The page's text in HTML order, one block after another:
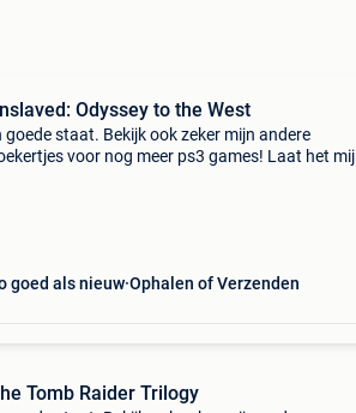
Odyssey to the West
goede staat. Bekijk ook zeker mijn andere
voor nog meer ps3 games! Laat het mij
goed als nieuw Ophalen of Verzenden
Tomb Raider Trilogy